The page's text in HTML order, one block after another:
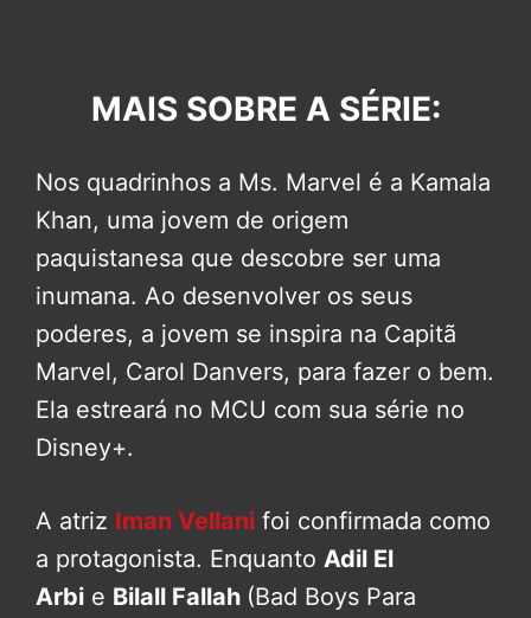
MAIS SOBRE A SÉRIE:
Nos quadrinhos a Ms. Marvel é a Kamala
Khan, uma jovem de origem
paquistanesa que descobre ser uma
inumana. Ao desenvolver os seus
poderes, a jovem se inspira na Capitã
Marvel, Carol Danvers, para fazer o bem.
Ela estreará no MCU com sua série no
Disney+.
A atriz Iman Vellani foi confirmada como
a protagonista. Enquanto Adil El
Arbi e Bilall Fallah (Bad Boys Para